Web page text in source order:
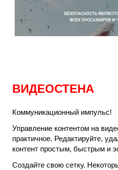
ВИДЕОСТЕНА
Коммуникационный импульс!
Управление контентом на
практичное. Редактируйте,
контент простым, быстрым и
Создайте свою сетку.